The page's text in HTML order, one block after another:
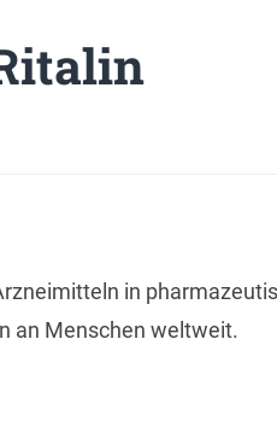
in
an Menschen weltweit.